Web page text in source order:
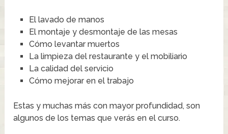
El lavado de manos
El montaje y desmontaje de las mesas
Cómo levantar muertos
La limpieza del restaurante y el mobiliario
La calidad del servicio
Cómo mejorar en el trabajo
Estas y muchas más con mayor profundidad, son
algunos de los temas que verás en el curso.